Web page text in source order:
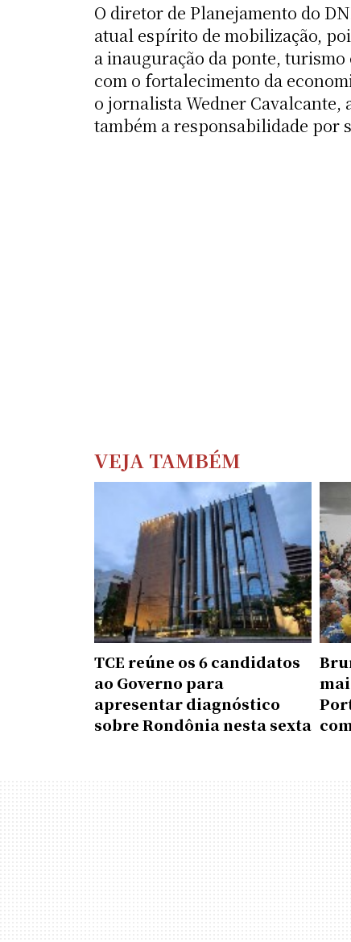
O diretor de Planejamento do
atual espírito de mobilização,
a inauguração da ponte, turismo
com o fortalecimento da
o jornalista Wedner Cavalcante,
também a responsabilidade por
VEJA TAMBÉM
TCE reúne os 6 candidatos
ao Governo para
apresentar diagnóstico
sobre Rondônia nesta sexta